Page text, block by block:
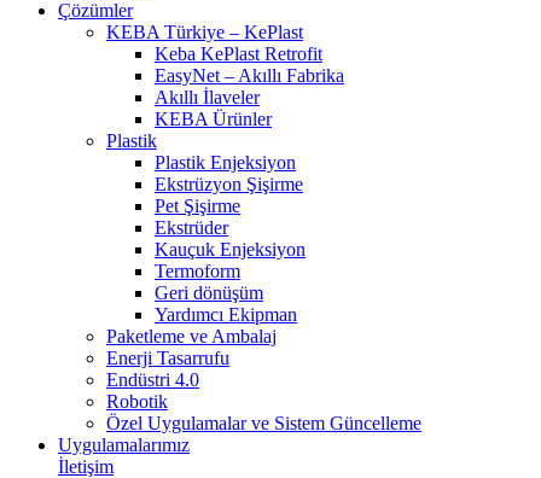
Çözümler
KEBA Türkiye – KePlast
Keba KePlast Retrofit
EasyNet – Akıllı Fabrika
Akıllı İlaveler
KEBA Ürünler
Plastik
Plastik Enjeksiyon
Ekstrüzyon Şişirme
Pet Şişirme
Ekstrüder
Kauçuk Enjeksiyon
Termoform
Geri dönüşüm
Yardımcı Ekipman
Paketleme ve Ambalaj
Enerji Tasarrufu
Endüstri 4.0
Robotik
Özel Uygulamalar ve Sistem Güncelleme
Uygulamalarımız
İletişim